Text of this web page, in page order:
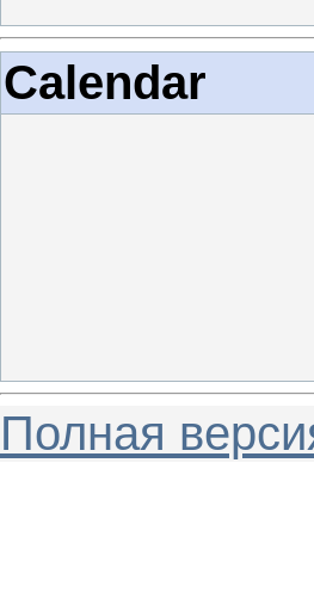
Calendar
Полная